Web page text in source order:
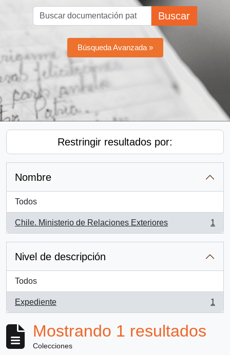
Buscar
Búsqueda Avanzada »
Restringir resultados por:
Nombre
Todos
Chile. Ministerio de Relaciones Exteriores
, 1 resultados
1
Nivel de descripción
Todos
Expediente
, 1 resultados
1
Mostrando 1 resultados
Colecciones